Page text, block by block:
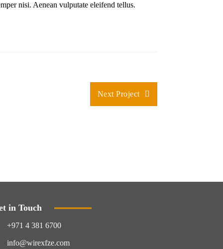
nisi. Aenean vulputate eleifend tellus.
Next Project
in Touch
+971 4 381 6700
info@wirexfze.com